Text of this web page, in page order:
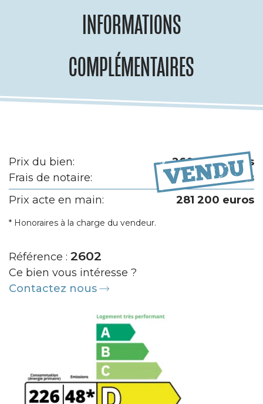
INFORMATIONS
COMPLÉMENTAIRES
Prix du bien:
260 000 euros
Frais de notaire:
21 200 euros
Prix acte en main:
281 200 euros
* Honoraires à la charge du vendeur.
Référence : 2602
Ce bien vous intéresse ?
Contactez nous